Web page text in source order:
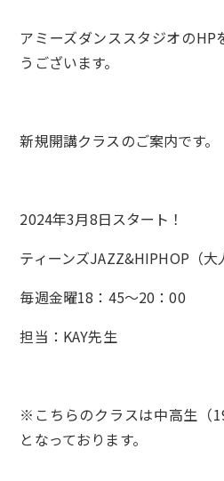
アミーズダンススタジオのHP
うございます。
新規開講クラスのご案内です。
2024年3月8日スタート！
ティーンズJAZZ&HIPHOP（大
毎週金曜18：45～20：00
担当：KAY先生
※こちらのクラスは中高生（
となっております。